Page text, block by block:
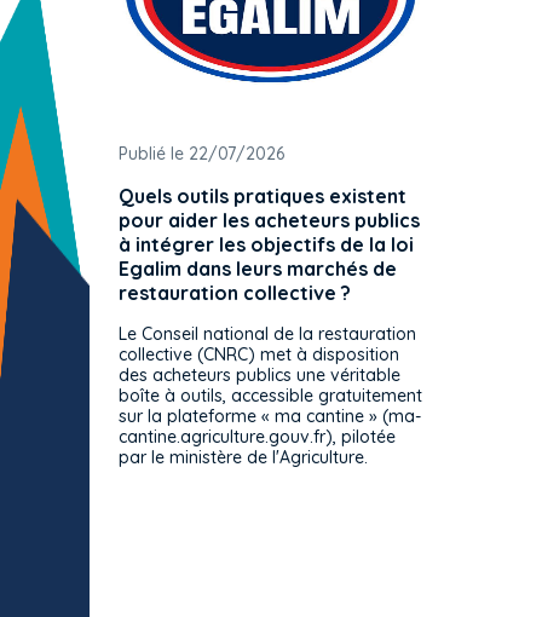
Publié le 22/07/2026
Quels outils pratiques existent
pour aider les acheteurs publics
à intégrer les objectifs de la loi
Egalim dans leurs marchés de
restauration collective ?
Le Conseil national de la restauration
collective (CNRC) met à disposition
des acheteurs publics une véritable
boîte à outils, accessible gratuitement
sur la plateforme « ma cantine » (ma-
cantine.agriculture.gouv.fr), pilotée
par le ministère de l'Agriculture.